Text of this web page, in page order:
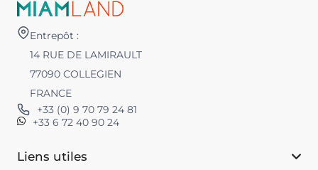
Entrepôt :
14 RUE DE LAMIRAULT
77090 COLLEGIEN
FRANCE
+33 (0) 9 70 79 24 81
+33 6 72 40 90 24
Liens utiles